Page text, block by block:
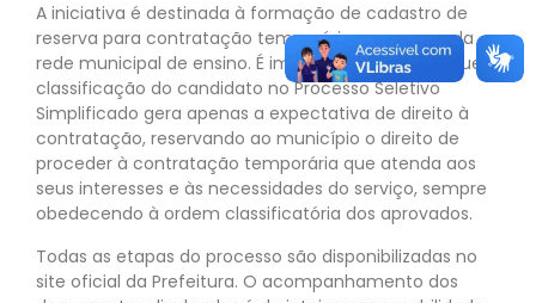
A iniciativa é destinada à formação de cadastro de
reserva para contratação temporária em cargos da
rede municipal de ensino. É importante destacar que a
classificação do candidato no Processo Seletivo
Simplificado gera apenas a expectativa de direito à
contratação, reservando ao município o direito de
proceder à contratação temporária que atenda aos
seus interesses e às necessidades do serviço, sempre
obedecendo à ordem classificatória dos aprovados.
Todas as etapas do processo são disponibilizadas no
site oficial da Prefeitura. O acompanhamento dos